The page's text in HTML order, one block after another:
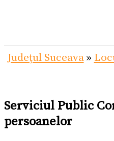
Județul Suceava»
Serviciul Public
persoanelor